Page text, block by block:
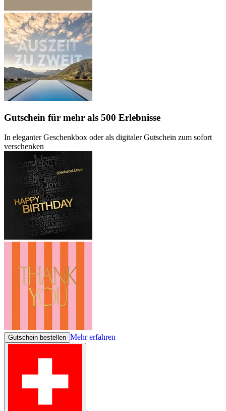
Gutschein für mehr als 500 Erlebnisse
In eleganter Geschenkbox oder als digitaler Gutschein zum sofort
verschenken
Gutschein bestellen Mehr erfahren